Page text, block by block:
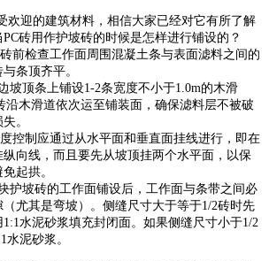
欢迎的建筑材料，相信大家已经对它有所了解
砖用作护坡砖的时候是怎样进行铺设的？
检查工作面周围混凝土条与表面滤料之间的
条顶齐平。
顶条上铺设1-2条宽度不小于1.0m的木滑
沿木滑道依次运至铺装面，确保滤料层不被破
。
制应通过从水平面和垂直面挂线进行，即在
向线，而且要先从坡顶挂两个水平面，以保
起拱。
坡砖的工作面铺设后，工作面与条带之间必
尤其是弯坡）。侧缝尺寸大于等于1/2砖时先
水泥砂浆填充封闭面。如果侧缝尺寸小于1/2
泥砂浆。